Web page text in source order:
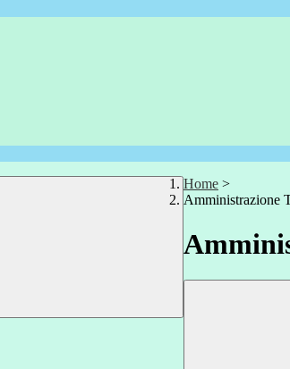
Home >
Amministrazione